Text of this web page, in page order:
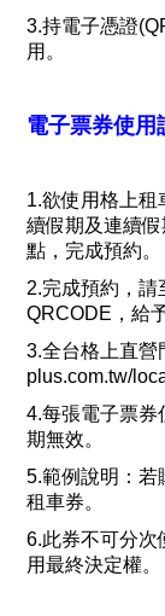
3.持電子憑證
用。
電子票券使用
1.欲使用格上租
續假期及連續
點，完成預約。
2.完成預約，請
QRCODE，給
3.全台格上直營
plus.com.tw/
4.每張電子票券
期無效。
5.範例說明：若
租車券。
6.此券不可分次
用最終決定權。